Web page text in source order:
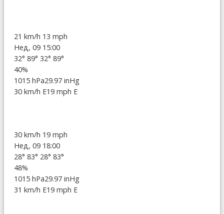
21 km/h 13 mph
Нед, 09 15:00
32° 89° 32° 89°
40%
1015 hPa29.97 inHg
30 km/h E19 mph E
30 km/h 19 mph
Нед, 09 18:00
28° 83° 28° 83°
48%
1015 hPa29.97 inHg
31 km/h E19 mph E